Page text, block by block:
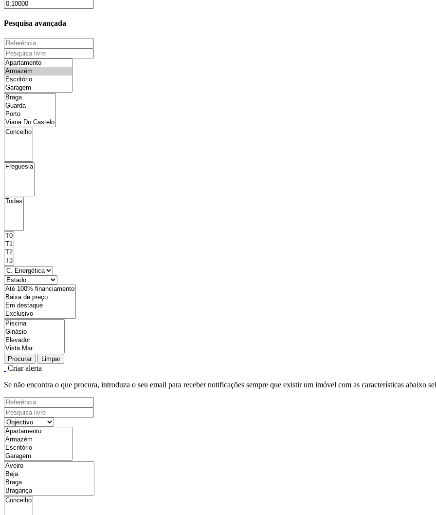
Pesquisa avançada
Procurar Limpar
Criar alerta
Se não encontra o que procura, introduza o seu email para receber notificações sempre que existir um imóvel com as características abaixo